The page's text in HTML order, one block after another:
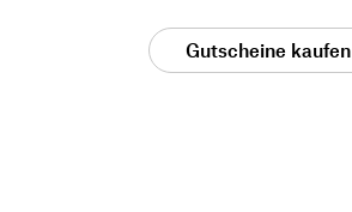
Gutscheine kaufen